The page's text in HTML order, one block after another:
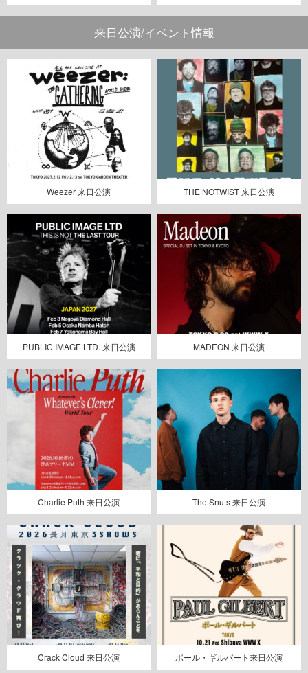
来日公演/イベント情報
Weezer 来日公演 THE NOTWIST 来日公演
PUBLIC IMAGE LTD. 来日公演 MADEON 来日公演
Charlie Puth 来日公演 The Snuts 来日公演
Crack Cloud 来日公演 ポール・ギルバート来日公演